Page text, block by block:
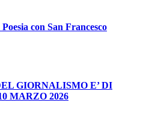
con San Francesco
GIORNALISMO E’ DI
MARZO 2026